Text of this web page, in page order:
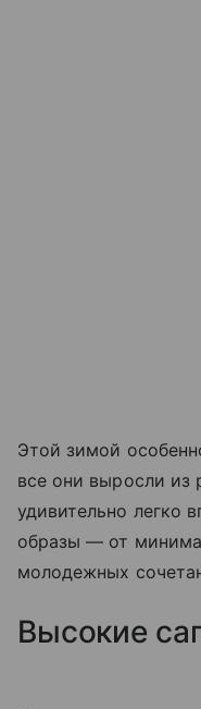
Этой зимой
все они выросли из
удивительно легко
образы — от
молодежных
Высокие